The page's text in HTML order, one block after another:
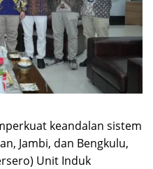
keandalan sistem
Jambi, dan Bengkulu,
Unit Induk